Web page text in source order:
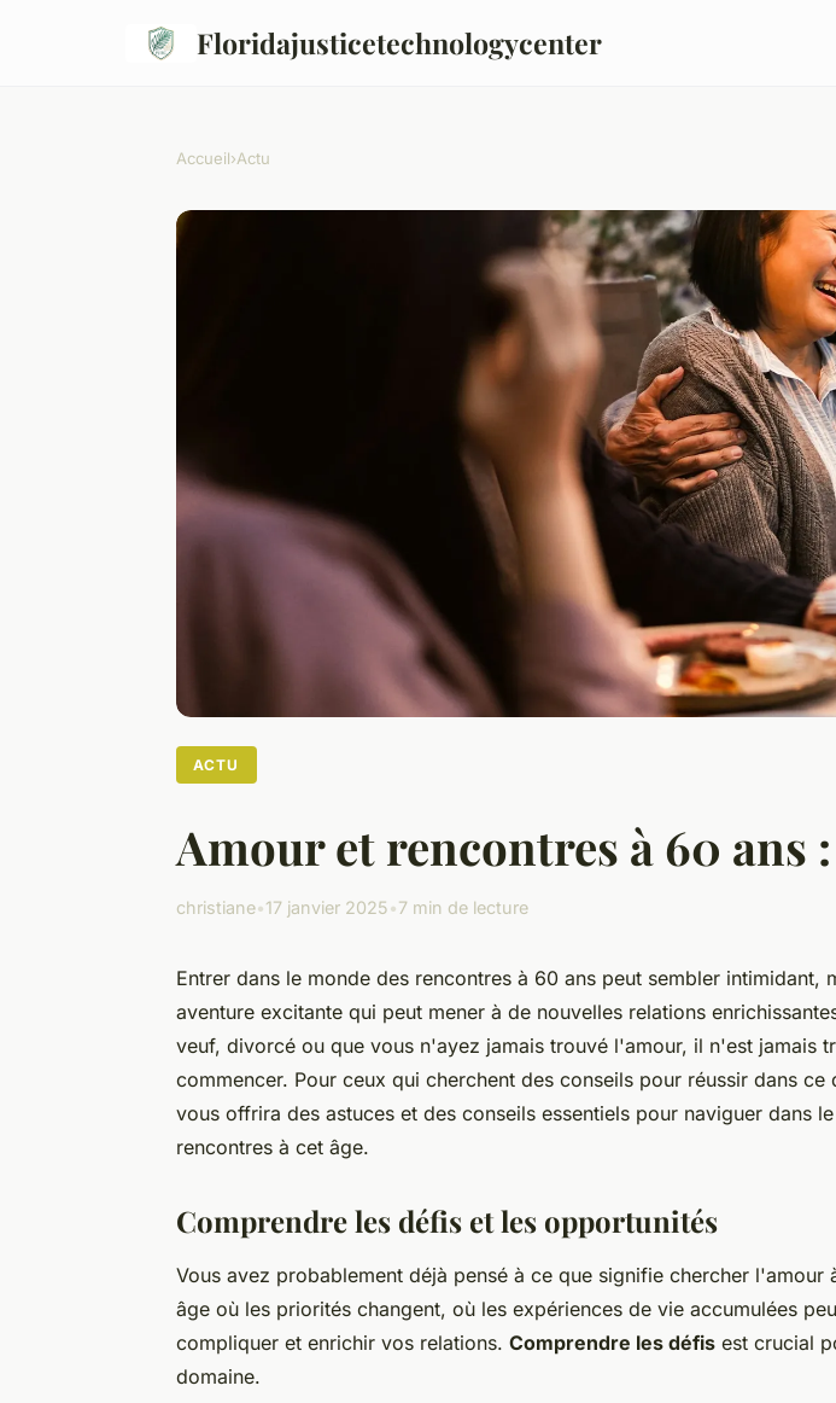
Floridajusticetechnologycenter
Accueil›Actu
ACTU
Amour et rencontres à 60
christiane•17 janvier 2025•7 min de lecture
Entrer dans le monde des rencontres à 60 ans peut sembler intimidant,
aventure excitante qui peut mener à de nouvelles relations
veuf, divorcé ou que vous n'ayez jamais trouvé l'amour, il n'est jamais
commencer. Pour ceux qui cherchent des conseils pour réussir dans ce
vous offrira des astuces et des conseils essentiels pour naviguer dans
rencontres à cet âge.
Comprendre les défis et les opportunités
Vous avez probablement déjà pensé à ce que signifie chercher l'amour
âge où les priorités changent, où les expériences de vie accumulées
compliquer et enrichir vos relations. Comprendre les défis est crucial
domaine.